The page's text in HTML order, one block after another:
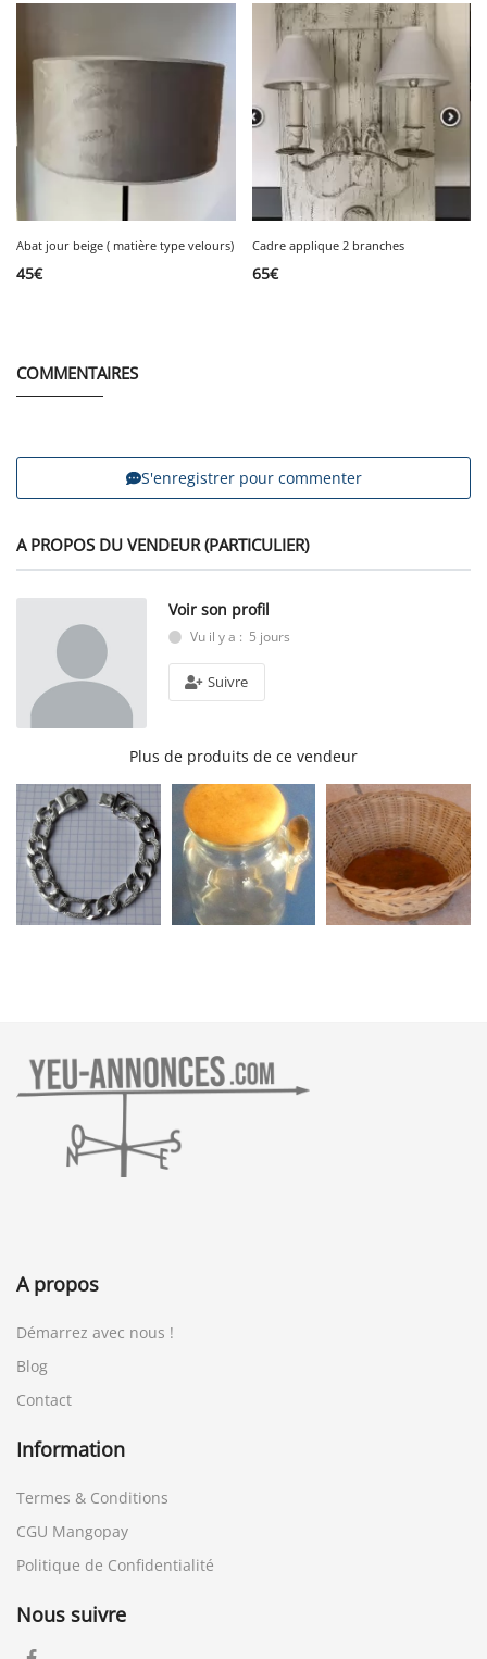
Abat jour beige ( matière type velours)
45€
Cadre applique 2 branches
65€
COMMENTAIRES
S'enregistrer pour commenter
A PROPOS DU VENDEUR (PARTICULIER)
Voir son profil
Vu il y a : 5 jours
Suivre
Plus de produits de ce vendeur
A propos
Démarrez avec nous !
Blog
Contact
Information
Termes & Conditions
CGU Mangopay
Politique de Confidentialité
Nous suivre